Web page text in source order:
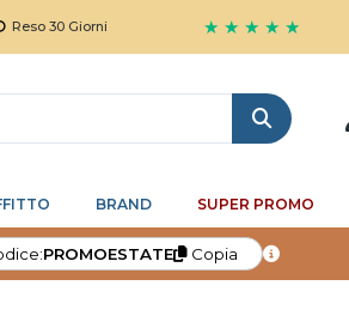
Giorni ★ ★ ★ ★ ★
Cerca
BRAND SUPER PROMO
PROMOESTATE Copia